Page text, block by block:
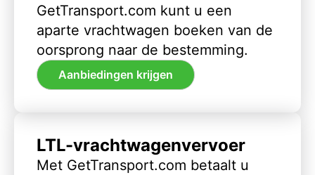
GetTransport.com kunt u een
aparte vrachtwagen boeken van de
oorsprong naar de bestemming.
Aanbiedingen krijgen
LTL-vrachtwagenvervoer
Met GetTransport.com betaalt u